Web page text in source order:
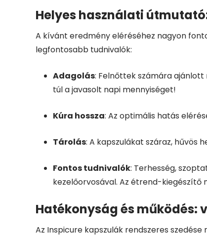
Helyes használati
A kívánt eredmény eléréséhez nagyon
legfontosabb tudnivalók:
Adagolás: Felnőttek számára ajánlott
túl a javasolt napi mennyiséget!
Kúra hossza: Az optimális hatás
Tárolás: A kapszulákat száraz, hűvös
Fontos tudnivalók: Terhesség,
kezelőorvosával. Az étrend-
Hatékonyság és működés:
Az Inspicure kapszulák rendszeres